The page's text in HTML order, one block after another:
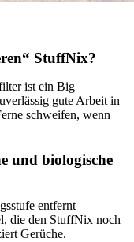
StuffNix?
ist ein Big
gute Arbeit in
schweifen, wenn
und biologische
entfernt
die den StuffNix noch
Gerüche.